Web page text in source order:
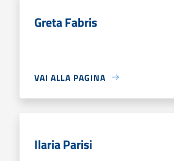
Greta Fabris
VAI ALLA PAGINA
Ilaria Parisi